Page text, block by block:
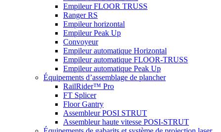
Empileur FLOOR TRUSS
Ranger RS
Empileur horizontal
Empileur Peak Up
Convoyeur
Empileur automatique Horizontal
Empileur automatique FLOOR-TRUSS
Empileur automatique Peak Up
Équipements d’assemblage de plancher
RailRider™ Pro
FT Splicer
Floor Gantry
Assembleur POSI STRUT
Assembleur haute vitesse POSI-STRUT